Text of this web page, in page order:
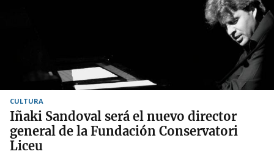
CULTURA
Iñaki Sandoval será el nuevo director
general de la Fundación Conservatori
Liceu